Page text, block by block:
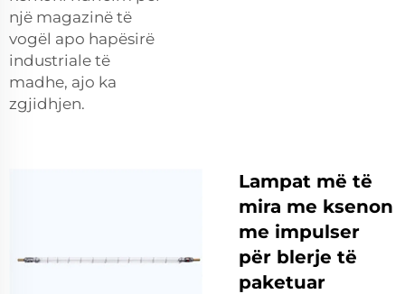
një magazinë të
vogël apo hapësirë
industriale të
madhe, ajo ka
zgjidhjen.
Lampat më të
mira me ksenon
me impulser
për blerje të
paketuar